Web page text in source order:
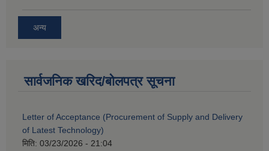
अन्य
सार्वजनिक खरिद/बोलपत्र सूचना
Letter of Acceptance (Procurement of Supply and Delivery
of Latest Technology)
मिति: 03/23/2026 - 21:04